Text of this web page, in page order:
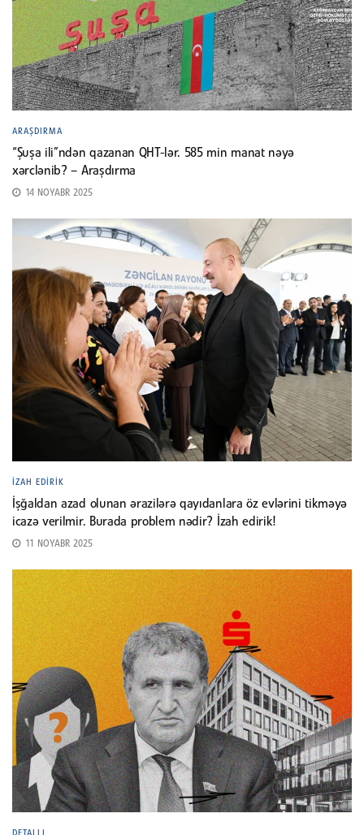
ARAŞDIRMA
“Şuşa ili”ndən qazanan QHT-lər. 585 min manat nəyə
xərclənib? – Araşdırma
14 NOYABR 2025
İZAH EDIRIK
İşğaldan azad olunan ərazilərə qayıdanlara öz evlərini tikməyə
icazə verilmir. Burada problem nədir? İzah edirik!
11 NOYABR 2025